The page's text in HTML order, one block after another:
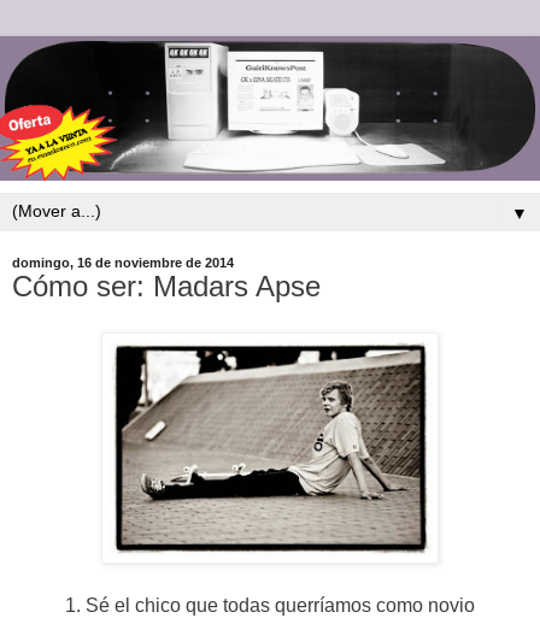
▼
domingo, 16 de noviembre de 2014
Cómo ser: Madars Apse
1. Sé el chico que todas querríamos como novio